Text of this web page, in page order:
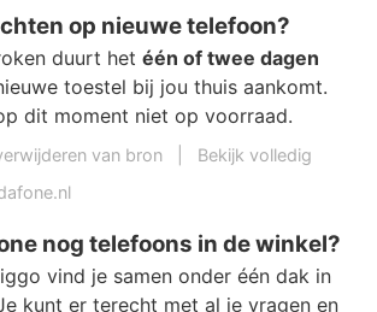
op nieuwe telefoon?
duurt het één of twee dagen
toestel bij jou thuis aankomt.
dit moment niet op voorraad.
van bron
Bekijk volledig
nog telefoons in de winkel?
vind je samen onder één dak in
kunt er terecht met al je vragen en